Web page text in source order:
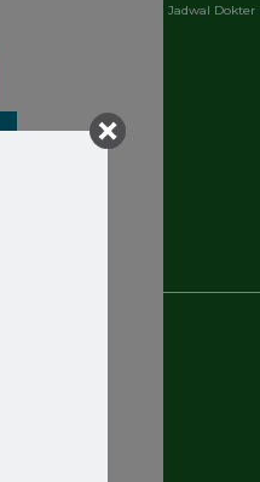
Jadwal Dokter